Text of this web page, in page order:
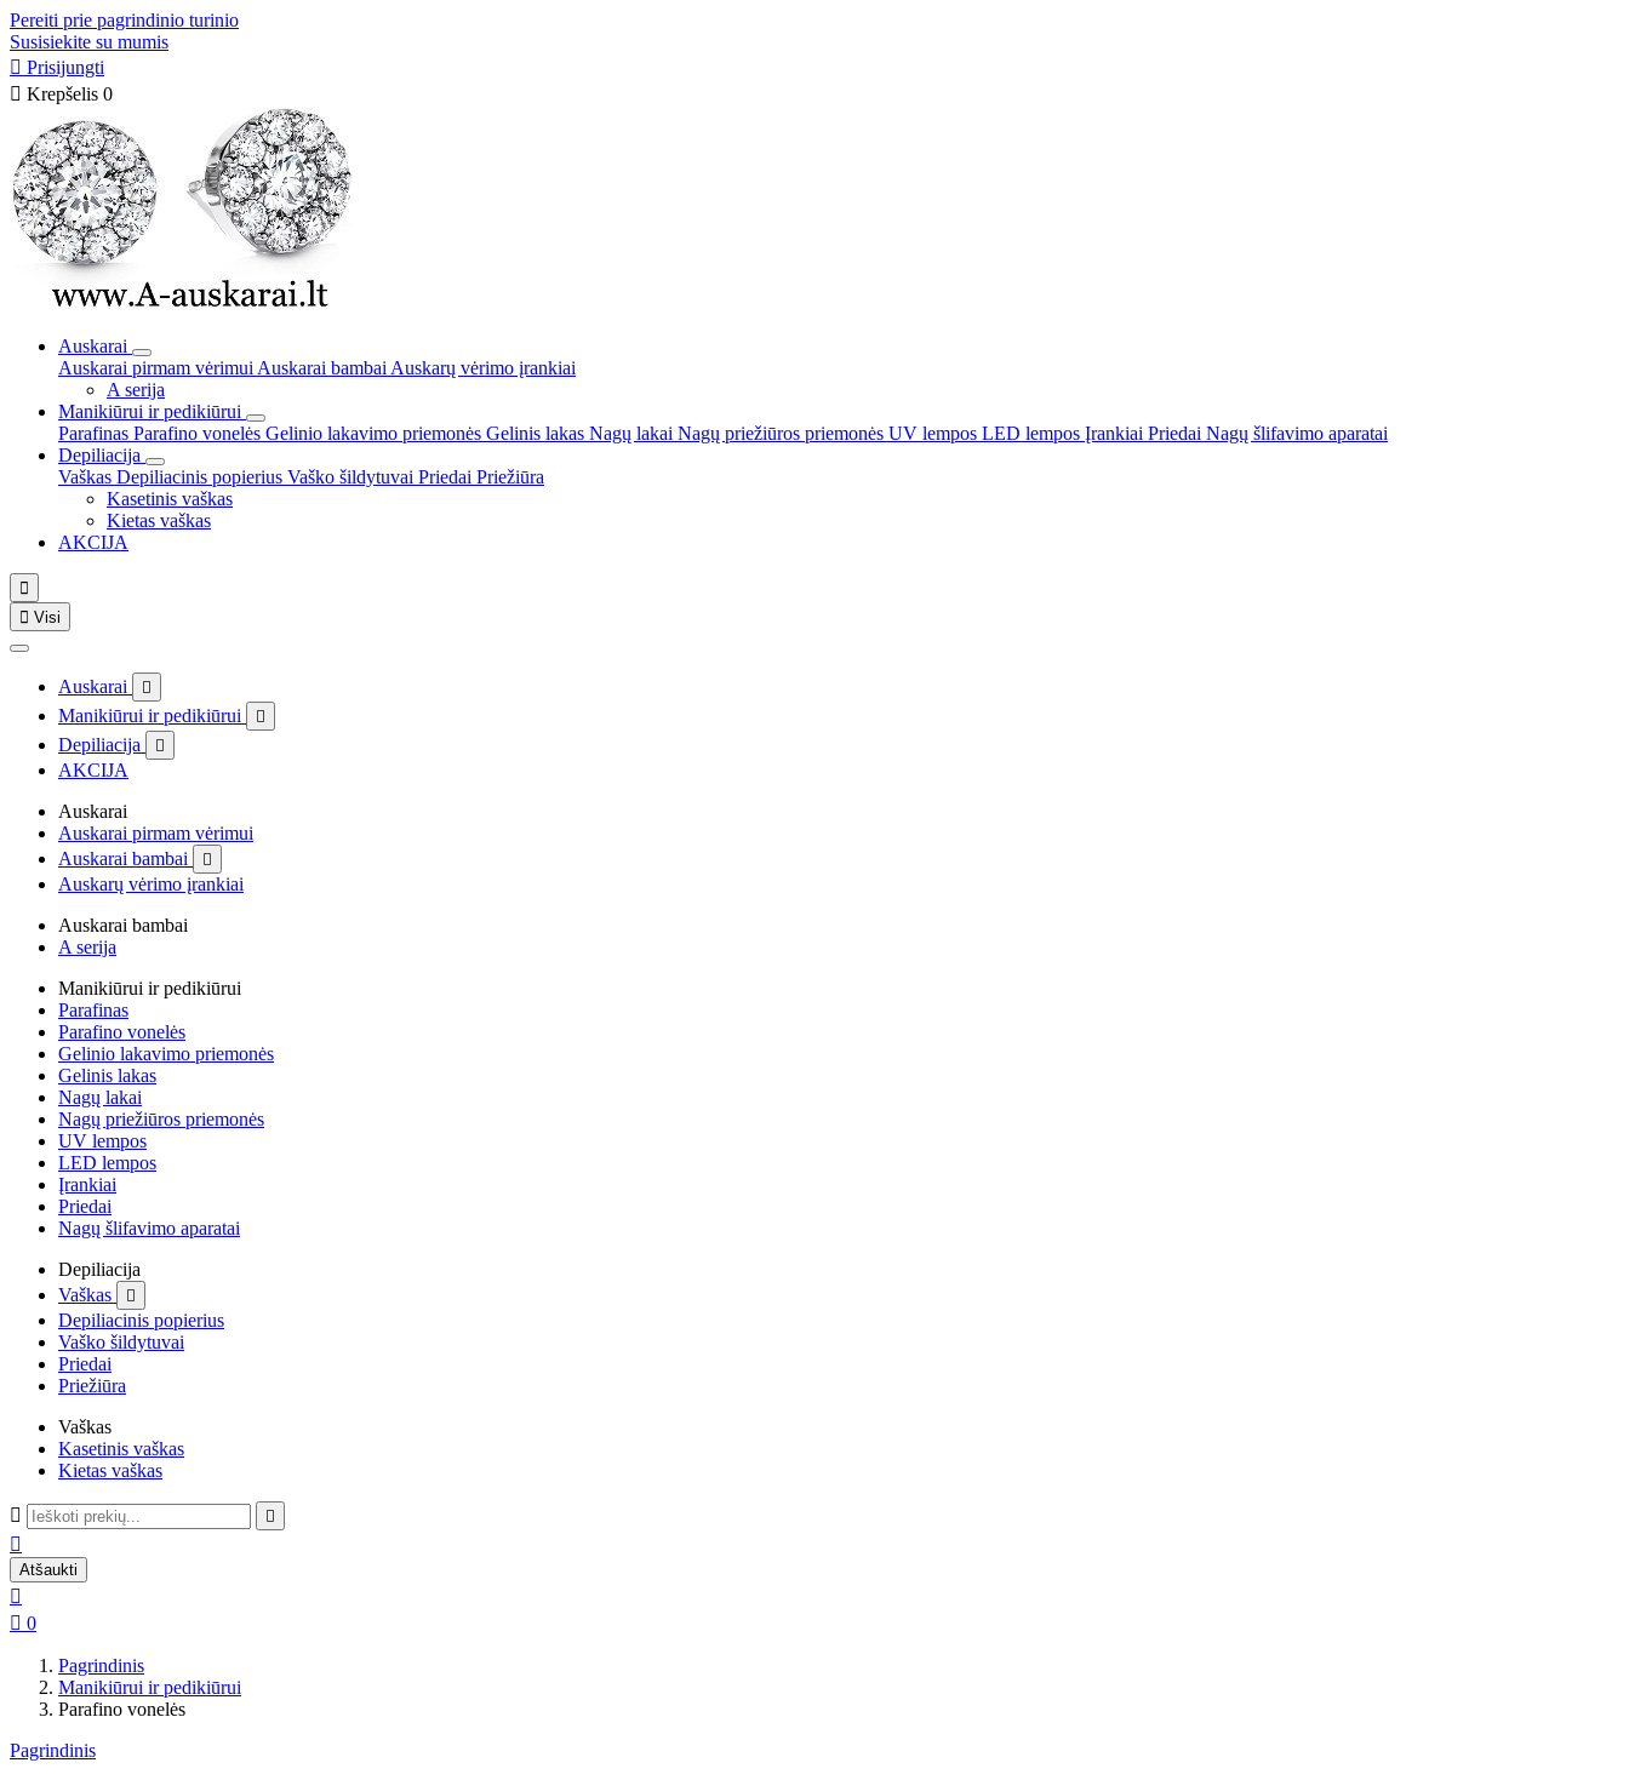
Pereiti prie pagrindinio turinio
Susisiekite su mumis
 Prisijungti
 Krepšelis 0
Auskarai
Auskarai pirmam vėrimui Auskarai bambai Auskarų vėrimo įrankiai
A serija
Manikiūrui ir pedikiūrui
Parafinas Parafino vonelės Gelinio lakavimo priemonės Gelinis lakas Nagų lakai Nagų priežiūros priemonės UV lempos LED lempos Įrankiai Priedai Nagų šlifavimo aparatai
Depiliacija
Vaškas Depiliacinis popierius Vaško šildytuvai Priedai Priežiūra
Kasetinis vaškas
Kietas vaškas
AKCIJA

 Visi
Auskarai 
Manikiūrui ir pedikiūrui 
Depiliacija 
AKCIJA
Auskarai
Auskarai pirmam vėrimui
Auskarai bambai

Auskarų vėrimo įrankiai
Auskarai bambai
A serija
Manikiūrui ir pedikiūrui
Parafinas
Parafino vonelės
Gelinio lakavimo priemonės
Gelinis lakas
Nagų lakai
Nagų priežiūros priemonės
UV lempos
LED lempos
Įrankiai
Priedai
Nagų šlifavimo aparatai
Depiliacija
Vaškas

Depiliacinis popierius
Vaško šildytuvai
Priedai
Priežiūra
Vaškas
Kasetinis vaškas
Kietas vaškas
 

Atšaukti

 0
Pagrindinis
Manikiūrui ir pedikiūrui
Parafino vonelės
Pagrindinis